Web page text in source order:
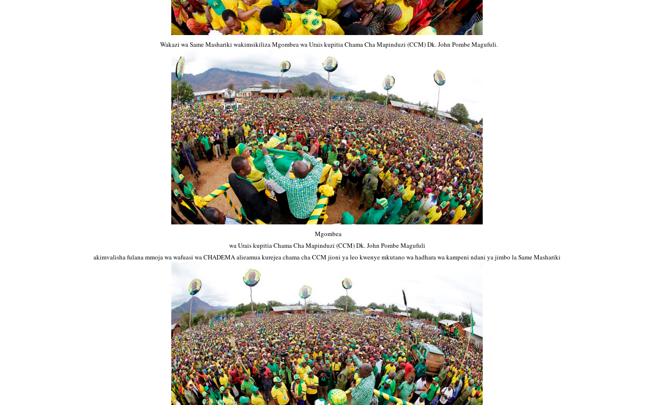
Wakazi wa Same Mashariki wakimsikiliza Mgombea wa Urais kupitia Chama Cha Mapinduzi (CCM) Dk. John Pombe Magufuli.
Mgombea
wa Urais kupitia Chama Cha Mapinduzi (CCM) Dk. John Pombe Magufuli
akimvalisha fulana mmoja wa wafuasi wa CHADEMA alieamua kurejea chama cha CCM jioni ya leo kwenye mkutano wa hadhara wa kampeni ndani ya jimbo la Same Mashariki